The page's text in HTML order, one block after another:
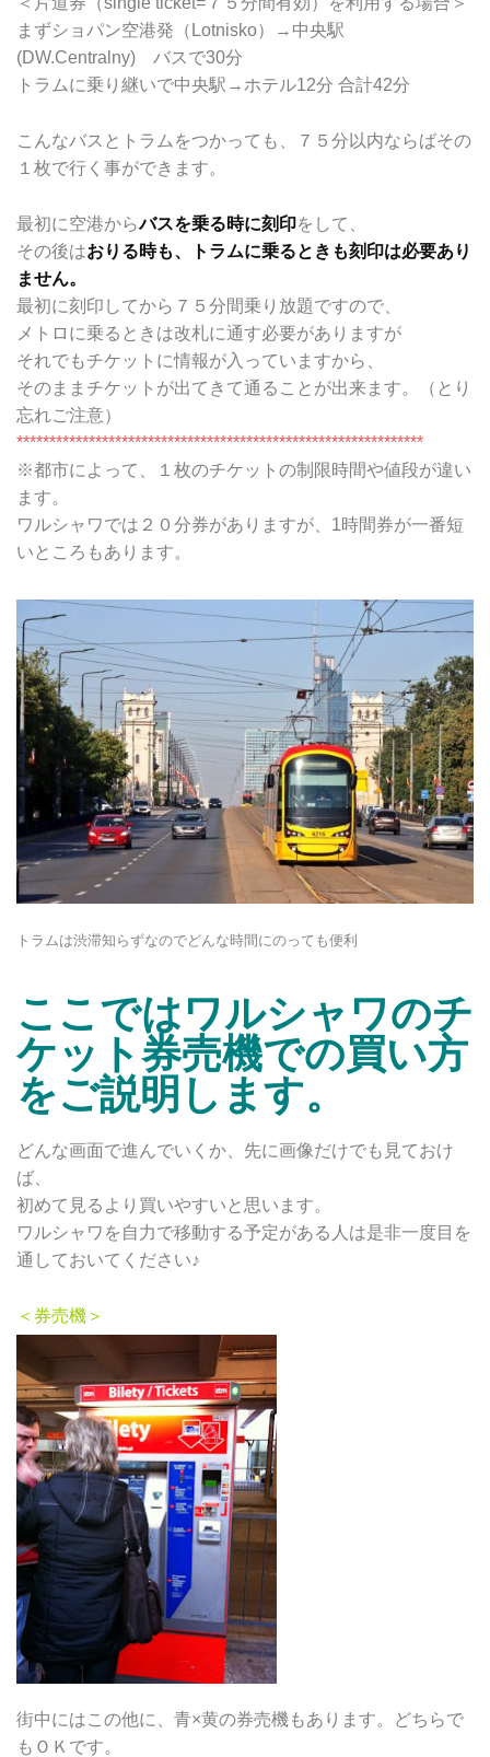
まずショパン空港発（Lotnisko）→中央駅
(DW.Centralny) バスで30分
トラムに乗り継いで中央駅→ホテル12分 合計42分
こんなバスとトラムをつかっても、７５分以内ならばその
１枚で行く事ができます。
最初に空港からバスを乗る時に刻印をして、
その後はおりる時も、トラムに乗るときも刻印は必要あり
ません。
最初に刻印してから７５分間乗り放題ですので、
メトロに乗るときは改札に通す必要がありますが
それでもチケットに情報が入っていますから、
そのままチケットが出てきて通ることが出来ます。（とり
忘れご注意）
**************************************************************
※都市によって、１枚のチケットの制限時間や値段が違い
ます。
ワルシャワでは２０分券がありますが、1時間券が一番短
いところもあります。
トラムは渋滞知らずなのでどんな時間にのっても便利
ここではワルシャワのチ
ケット券売機での買い方
をご説明します。
どんな画面で進んでいくか、先に画像だけでも見ておけ
ば、
初めて見るより買いやすいと思います。
ワルシャワを自力で移動する予定がある人は是非一度目を
通しておいてください♪
＜券売機＞
街中にはこの他に、青×黄の券売機もあります。どちらで
もＯＫです。